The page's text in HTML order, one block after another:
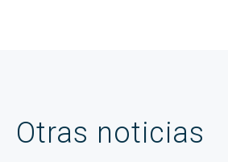
Otras noticias